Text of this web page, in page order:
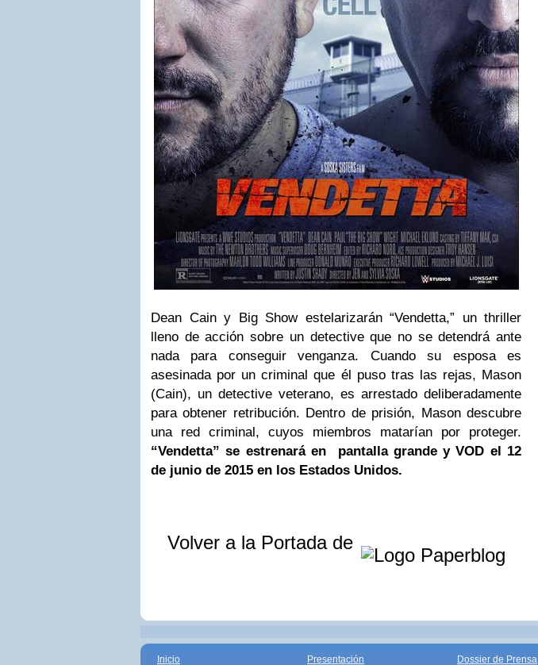
Dean Cain y Big Show estelarizarán “Vendetta,” un thriller
lleno de acción sobre un detective que no se detendrá ante
nada para conseguir venganza. Cuando su esposa es
asesinada por un criminal que él puso tras las rejas, Mason
(Cain), un detective veterano, es arrestado deliberadamente
para obtener retribución. Dentro de prisión, Mason descubre
una red criminal, cuyos miembros matarían por proteger.
“Vendetta” se estrenará en pantalla grande y VOD el 12
de junio de 2015 en los Estados Unidos.
Volver a la Portada de
Inicio Presentación Dossier de Prensa